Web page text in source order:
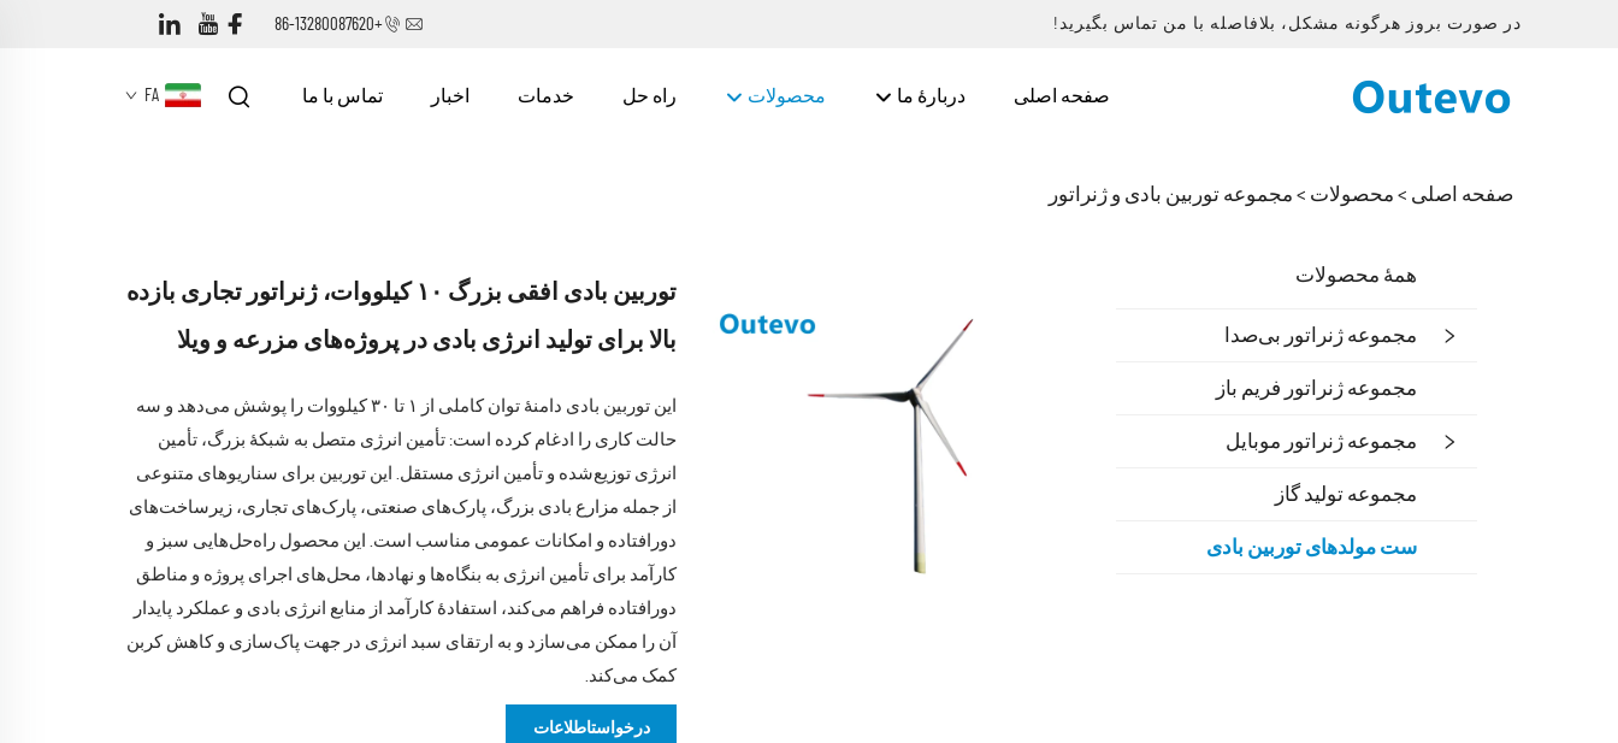
در صورت بروز هرگونه مشکل، بلافاصله با من تماس بگیرید! +86-13280087620
صفحه اصلی دربارهٔ ما محصولات راه حل خدمات اخبار تماس با ما FA
صفحه اصلی > محصولات > مجموعه توربین بادی و ژنراتور
همهٔ محصولات
مجموعه ژنراتور بی‌صدا
مجموعه ژنراتور فریم باز
مجموعه ژنراتور موبایل
مجموعه تولید گاز
ست مولدهای توربین بادی
توربین بادی افقی بزرگ ۱۰ کیلووات، ژنراتور تجاری بازده
بالا برای تولید انرژی بادی در پروژه‌های مزرعه و ویلا
این توربین بادی دامنهٔ توان کاملی از ۱ تا ۳۰ کیلووات را پوشش می‌دهد و سه
حالت کاری را ادغام کرده است: تأمین انرژی متصل به شبکهٔ بزرگ، تأمین
انرژی توزیع‌شده و تأمین انرژی مستقل. این توربین برای سناریوهای متنوعی
از جمله مزارع بادی بزرگ، پارک‌های صنعتی، پارک‌های تجاری، زیرساخت‌های
دورافتاده و امکانات عمومی مناسب است. این محصول راه‌حل‌هایی سبز و
کارآمد برای تأمین انرژی به بنگاه‌ها و نهادها، محل‌های اجرای پروژه و مناطق
دورافتاده فراهم می‌کند، استفادهٔ کارآمد از منابع انرژی بادی و عملکرد پایدار
آن را ممکن می‌سازد و به ارتقای سبد انرژی در جهت پاک‌سازی و کاهش کربن
کمک می‌کند.
درخواستاطلاعات